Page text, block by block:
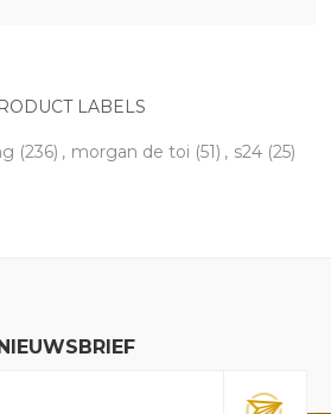
LABELS
(236) , morgan de toi (51) , s24 (25)